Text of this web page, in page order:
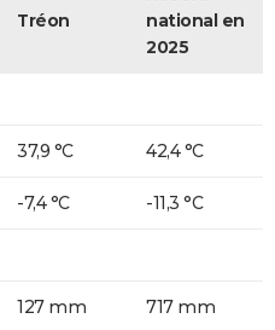
Tréon
national en
2025
37,9 °C 42,4 °C
-7,4 °C -11,3 °C
127 mm 717 mm